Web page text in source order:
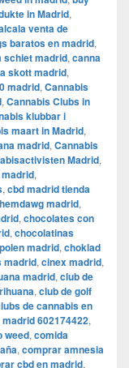
in Madrid,
venta de
baratos en madrid,
schiet madrid, canna
skott madrid,
madrid, Cannabis
, Cannabis Clubs in
klubbar i
maart in Madrid,
madrid, Cannabis
Madrid,
,
, cbd madrid tienda
madrid,
, chocolates con
, chocolatinas
madrid, choklad
madrid, cinex madrid,
madrid, club de
, club de golf
de cannabis en
602174422,
weed, comida
, comprar amnesia
cbd en madrid,